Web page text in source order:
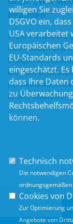
Beamten“
In der
CSU-Fraktion und
klar zum
der bewährten
unsere
26.06.2026
willigen Sie
DSGVO ein,
USA verarbeitet
Europäischen
EU-Standards
eingeschätzt.
dass Ihre Daten
zu
können.
Technisch
Die notwendigen
Cookies von
Zur Optimierung
Angebote von